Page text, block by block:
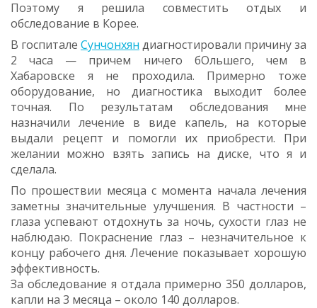
Поэтому я решила совместить отдых и
обследование в Корее.
В госпитале Сунчонхян диагностировали причину за
2 часа — причем ничего бОльшего, чем в
Хабаровске я не проходила. Примерно тоже
оборудование, но диагностика выходит более
точная. По результатам обследования мне
назначили лечение в виде капель, на которые
выдали рецепт и помогли их приобрести. При
желании можно взять запись на диске, что я и
сделала.
По прошествии месяца с момента начала лечения
заметны значительные улучшения. В частности –
глаза успевают отдохнуть за ночь, сухости глаз не
наблюдаю. Покраснение глаз – незначительное к
концу рабочего дня. Лечение показывает хорошую
эффективность.
За обследование я отдала примерно 350 долларов,
капли на 3 месяца – около 140 долларов.